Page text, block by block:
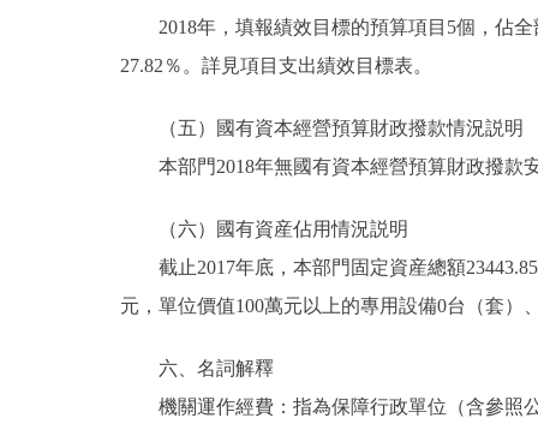
2018年，填報績效目標的預算項目5個，佔全
27.82％。詳見項目支出績效目標表。
（五）國有資本經營預算財政撥款情況説明
本部門2018年無國有資本經營預算財政撥款
（六）國有資産佔用情況説明
截止2017年底，本部門固定資産總額23443.85
元，單位價值100萬元以上的專用設備0台（套）
六、名詞解釋
機關運作經費：指為保障行政單位（含參照公